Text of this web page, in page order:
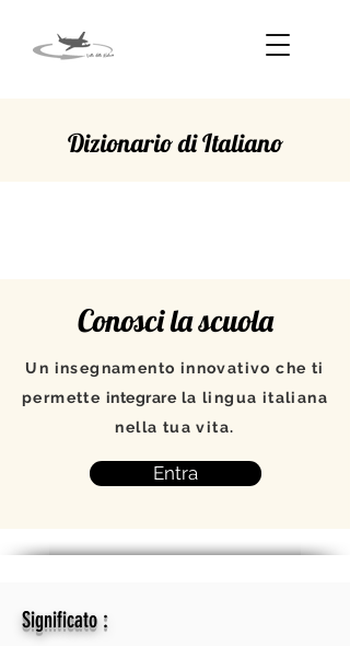
Dizionario di Italiano
Conosci la scuola
Un insegnamento innovativo che ti
permette integrare la lingua italiana
nella tua vita.
Entra
Significato: